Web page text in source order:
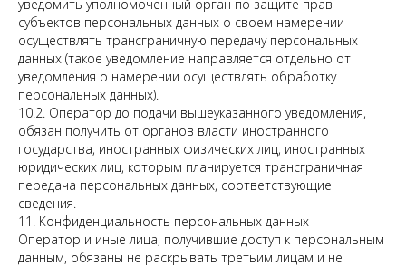
уведомить уполномоченный орган по защите прав
субъектов персональных данных о своем намерении
осуществлять трансграничную передачу персональных
данных (такое уведомление направляется отдельно от
уведомления о намерении осуществлять обработку
персональных данных).
10.2. Оператор до подачи вышеуказанного уведомления,
обязан получить от органов власти иностранного
государства, иностранных физических лиц, иностранных
юридических лиц, которым планируется трансграничная
передача персональных данных, соответствующие
сведения.
11. Конфиденциальность персональных данных
Оператор и иные лица, получившие доступ к персональным
данным, обязаны не раскрывать третьим лицам и не